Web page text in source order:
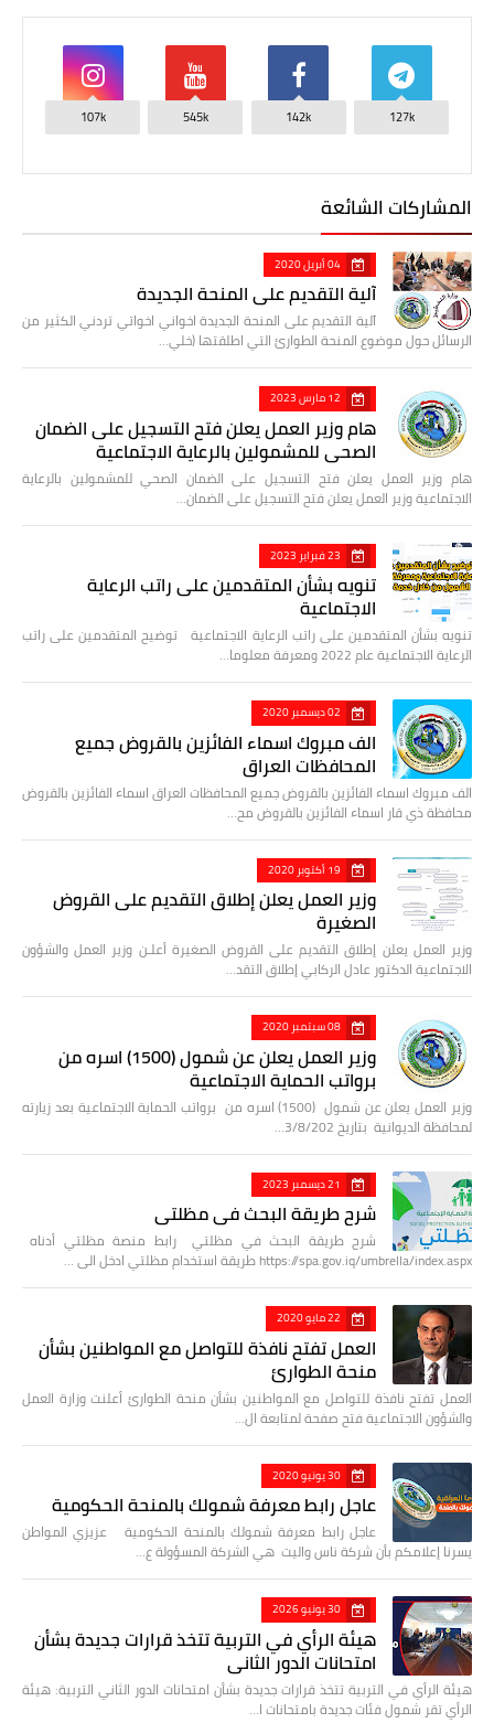
127k
142k
545k
107k
المشاركات الشائعة
04 أبريل 2020
آلية التقديم على المنحة الجديدة
آلية التقديم على المنحة الجديدة اخواني اخواتي تردني الكثير من
الرسائل حول موضوع المنحة الطوارئ التي اطلقتها (خلي…
12 مارس 2023
هام وزير العمل يعلن فتح التسجيل على الضمان
الصحي للمشمولين بالرعاية الاجتماعية
هام وزير العمل يعلن فتح التسجيل على الضمان الصحي للمشمولين بالرعاية
الاجتماعية وزير العمل يعلن فتح التسجيل على الضمان…
23 فبراير 2023
تنويه بشأن المتقدمين على راتب الرعاية
الاجتماعية
تنويه بشأن المتقدمين على راتب الرعاية الاجتماعية توضيح المتقدمين على راتب
الرعاية الاجتماعية عام 2022 ومعرفة معلوما…
02 ديسمبر 2020
الف مبروك اسماء الفائزين بالقروض جميع
المحافظات العراق
الف مبروك اسماء الفائزين بالقروض جميع المحافظات العراق اسماء الفائزين بالقروض
محافظة ذي قار اسماء الفائزين بالقروض مح…
19 أكتوبر 2020
وزير العمل يعلن إطلاق التقديم على القروض
الصغيرة
وزير العمل يعلن إطلاق التقديم على القروض الصغيرة أعلـن وزير العمل والشؤون
الاجتماعية الدكتور عادل الركابي إطلاق التقد…
08 سبتمبر 2020
وزير العمل يعلن عن شمول (1500) اسره من
برواتب الحماية الاجتماعية
وزير العمل يعلن عن شمول (1500) اسره من برواتب الحماية الاجتماعية بعد زيارته
لمحافظة الديوانية بتاريخ 3/8/202…
21 ديسمبر 2023
شرح طريقة البحث في مظلتي
شرح طريقة البحث في مظلتي رابط منصة مظلتي أدناه
https://spa.gov.iq/umbrella/index.aspx طريقة استخدام مظلتي ادخل الى …
22 مايو 2020
العمل تفتح نافذة للتواصل مع المواطنين بشأن
منحة الطوارئ
العمل تفتح نافذة للتواصل مع المواطنين بشأن منحة الطوارئ أعلنت وزارة العمل
والشؤون الاجتماعية فتح صفحة لمتابعة ال…
30 يونيو 2020
عاجل رابط معرفة شمولك بالمنحة الحكومية
عاجل رابط معرفة شمولك بالمنحة الحكومية عزيزي المواطن
يسرنا إعلامكم بأن شركة ناس واليت هي الشركة المسؤولة ع…
30 يونيو 2026
هيئة الرأي في التربية تتخذ قرارات جديدة بشأن
امتحانات الدور الثاني
هيئة الرأي في التربية تتخذ قرارات جديدة بشأن امتحانات الدور الثاني التربية: هيئة
الرأي تقر شمول فئات جديدة بامتحانات ا…